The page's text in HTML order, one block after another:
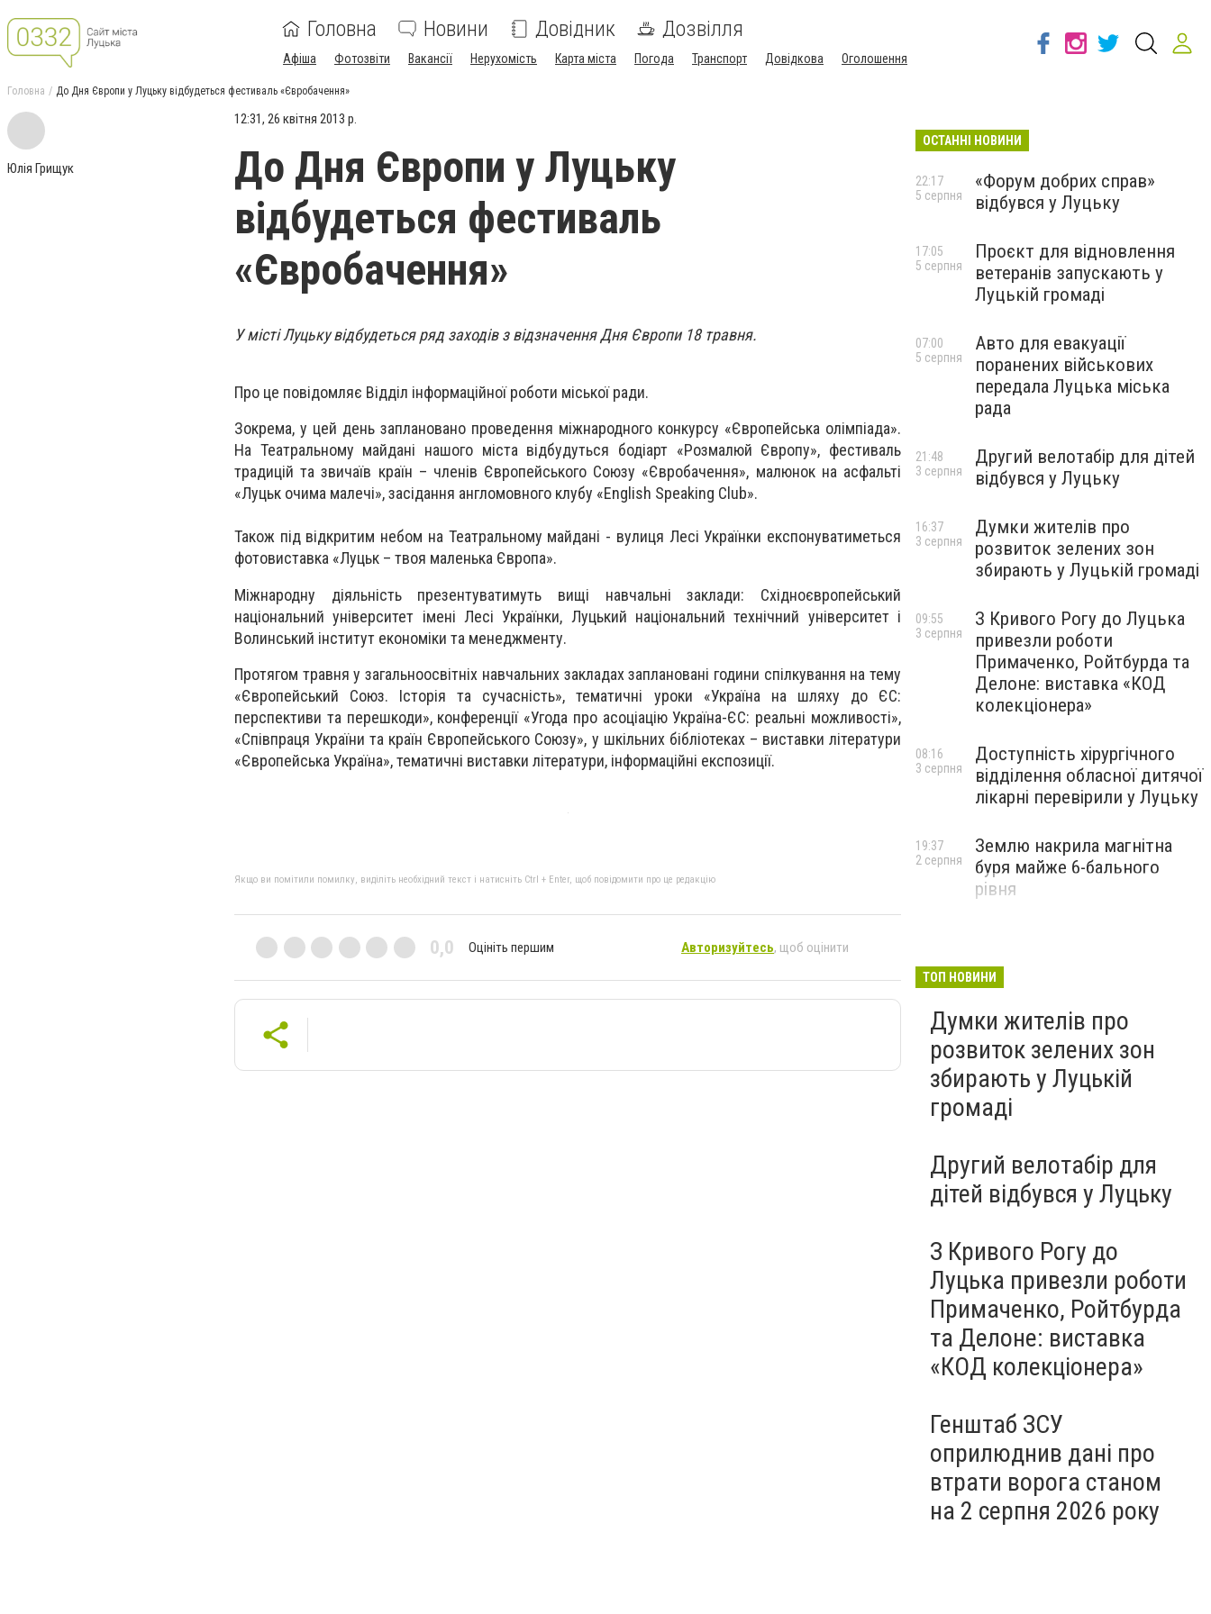
Головна Новини Довідник Дозвілля
Афіша Фотозвіти Вакансії Нерухомість Карта міста Погода Транспорт Довідкова Оголошення
Головна До Дня Європи у Луцьку відбудеться фестиваль «Євробачення»
Юлія Грищук
12:31, 26 квітня 2013 р.
До Дня Європи у Луцьку
відбудеться фестиваль
«Євробачення»
У місті Луцьку відбудеться ряд заходів з відзначення Дня Європи 18 травня.
Про це повідомляє Відділ інформаційної роботи міської ради.
Зокрема, у цей день заплановано проведення міжнародного конкурсу «Європейська олімпіада».
На Театральному майдані нашого міста відбудуться бодіарт «Розмалюй Європу», фестиваль
традицій та звичаїв країн – членів Європейського Союзу «Євробачення», малюнок на асфальті
«Луцьк очима малечі», засідання англомовного клубу «English Speaking Club».
Також під відкритим небом на Театральному майдані - вулиця Лесі Українки експонуватиметься
фотовиставка «Луцьк – твоя маленька Європа».
Міжнародну діяльність презентуватимуть вищі навчальні заклади: Східноєвропейський
національний університет імені Лесі Українки, Луцький національний технічний університет і
Волинський інститут економіки та менеджменту.
Протягом травня у загальноосвітніх навчальних закладах заплановані години спілкування на тему
«Європейський Союз. Історія та сучасність», тематичні уроки «Україна на шляху до ЄС:
перспективи та перешкоди», конференції «Угода про асоціацію Україна-ЄС: реальні можливості»,
«Співпраця України та країн Європейського Союзу», у шкільних бібліотеках – виставки літератури
«Європейська Україна», тематичні виставки літератури, інформаційні експозиції.
Якщо ви помітили помилку, виділіть необхідний текст і натисніть Ctrl + Enter, щоб повідомити про це редакцію
0,0 Оцініть першим Авторизуйтесь, щоб оцінити
ОСТАННІ НОВИНИ
«Форум добрих справ»
відбувся у Луцьку
22:17
5 серпня
Проєкт для відновлення
ветеранів запускають у
Луцькій громаді
17:05
5 серпня
Авто для евакуації
поранених військових
передала Луцька міська
рада
07:00
5 серпня
Другий велотабір для дітей
відбувся у Луцьку
21:48
3 серпня
Думки жителів про
розвиток зелених зон
збирають у Луцькій громаді
16:37
3 серпня
З Кривого Рогу до Луцька
привезли роботи
Примаченко, Ройтбурда та
Делоне: виставка «КОД
колекціонера»
09:55
3 серпня
Доступність хірургічного
відділення обласної дитячої
лікарні перевірили у Луцьку
08:16
3 серпня
Землю накрила магнітна
буря майже 6-бального
рівня
19:37
2 серпня
ТОП НОВИНИ
Думки жителів про
розвиток зелених зон
збирають у Луцькій
громаді
Другий велотабір для
дітей відбувся у Луцьку
З Кривого Рогу до
Луцька привезли роботи
Примаченко, Ройтбурда
та Делоне: виставка
«КОД колекціонера»
Генштаб ЗСУ
оприлюднив дані про
втрати ворога станом
на 2 серпня 2026 року